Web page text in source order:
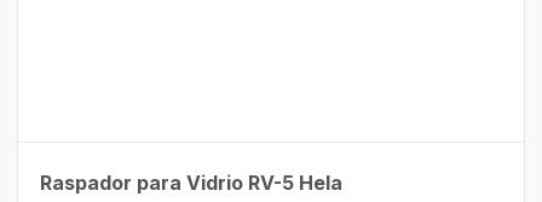
Raspador para Vidrio RV-5 Hela